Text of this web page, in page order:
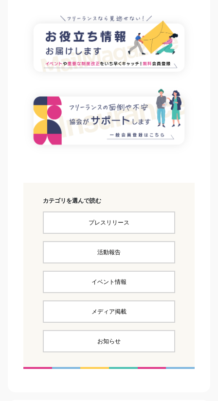
カテゴリを選んで読む
プレスリリース
活動報告
イベント情報
メディア掲載
お知らせ